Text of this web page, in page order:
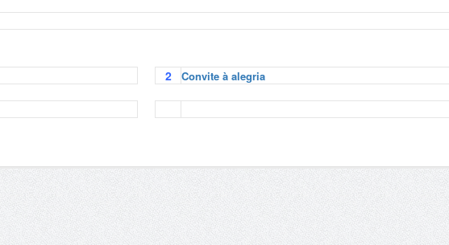
2 Convite à alegria